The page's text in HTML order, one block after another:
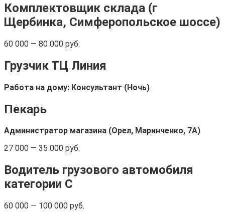
Комплектовщик склада (г
Щербинка, Симферопольское шоссе)
60 000 — 80 000 руб.
Грузчик ТЦ Линия
Работа на дому: Консультант (Ночь)
Пекарь
Администратор магазина (Орел, Маринченко, 7А)
27 000 — 35 000 руб.
Водитель грузового автомобиля
категории С
60 000 — 100 000 руб.